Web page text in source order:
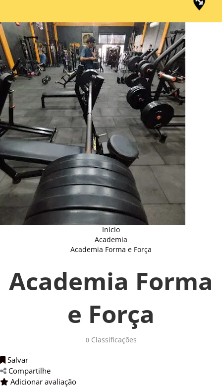
Início
Academia
Academia Forma e Força
Academia Forma
e Força
0Classificações
Salvar
Compartilhe
Adicionar avaliação